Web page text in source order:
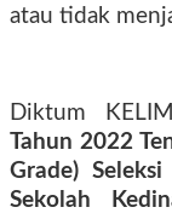
atau tidak
Diktum
Tahun 2022
Grade)
Sekolah